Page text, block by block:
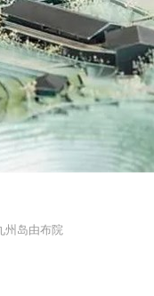
州岛由布院